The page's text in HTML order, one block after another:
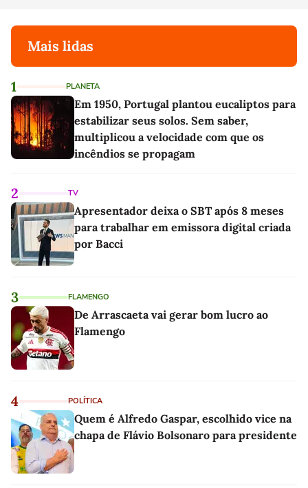
Mais lidas
1 PLANETA
Em 1950, Portugal plantou eucaliptos para
estabilizar seus solos. Sem saber,
multiplicou a velocidade com que os
incêndios se propagam
2 TV
Apresentador deixa o SBT após 8 meses
para trabalhar em emissora digital criada
por Bacci
3 FLAMENGO
De Arrascaeta vai gerar bom lucro ao
Flamengo
4 POLÍTICA
Quem é Alfredo Gaspar, escolhido vice na
chapa de Flávio Bolsonaro para presidente